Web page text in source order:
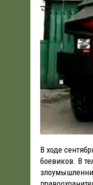
В ходе
боевиков. В